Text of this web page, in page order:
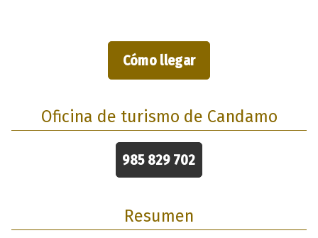
Cómo llegar
Oficina de turismo de Candamo
985 829 702
Resumen